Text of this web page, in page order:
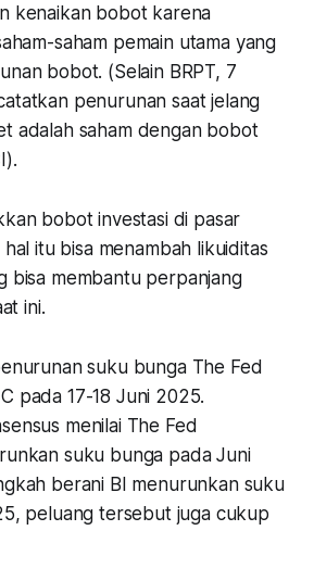
kenaikan bobot karena
saham pemain utama yang
bobot. (Selain BRPT, 7
penurunan saat jelang
adalah saham dengan bobot
bobot investasi di pasar
itu bisa menambah likuiditas
bisa membantu perpanjang
ini.
suku bunga The Fed
pada 17-18 Juni 2025.
menilai The Fed
suku bunga pada Juni
berani BI menurunkan suku
peluang tersebut juga cukup